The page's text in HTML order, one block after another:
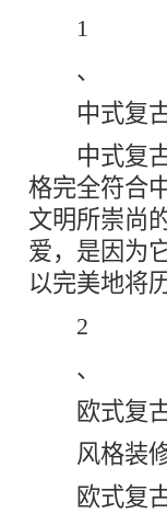
1
、
中式复古
中式复古
格完全符合
文明所崇尚
爱，是因为
以完美地将
2
、
欧式复
风格装
欧式复